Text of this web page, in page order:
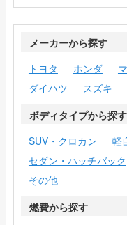
メーカーから探す
トヨタ
ホンダ
ダイハツ
スズキ
ボディタイプから探す
SUV・クロカン
軽
セダン・ハッチバック
その他
燃費から探す